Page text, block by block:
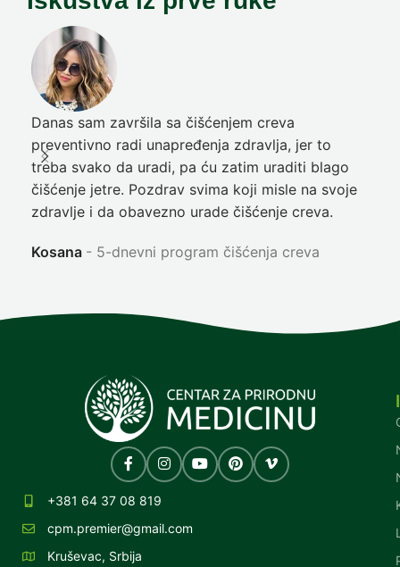
Danas sam završila sa čišćenjem creva
preventivno radi unapređenja zdravlja, jer to
treba svako da uradi, pa ću zatim uraditi blago
čišćenje jetre. Pozdrav svima koji misle na svoje
zdravlje i da obavezno urade čišćenje creva.
Kosana 5-dnevni program čišćenja creva
+381 64 37 08 819
cpm.premier@gmail.com
Kruševac, Srbija